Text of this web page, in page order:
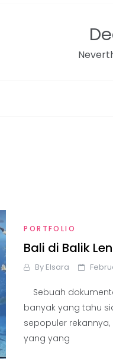
PORTFOLIO
Bali di Balik
By Elsara
Sebuah
banyak yang tahu
sepopuler
yang yang